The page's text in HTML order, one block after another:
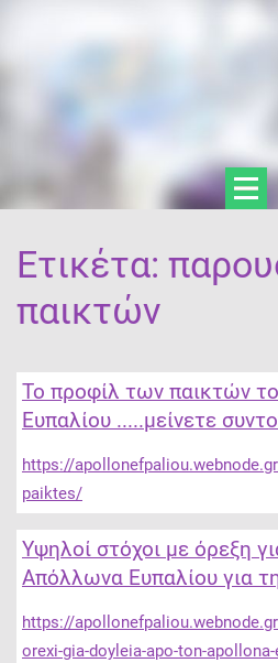
Ετικέτα:
παικτών
Το προφίλ των παικτών
Ευπαλίου .....μείνετε
https://
paiktes/
Υψηλοί στόχοι με όρεξη
Απόλλωνα Ευπαλίου για
https://
orexi-gia-doyleia-apo-ton-